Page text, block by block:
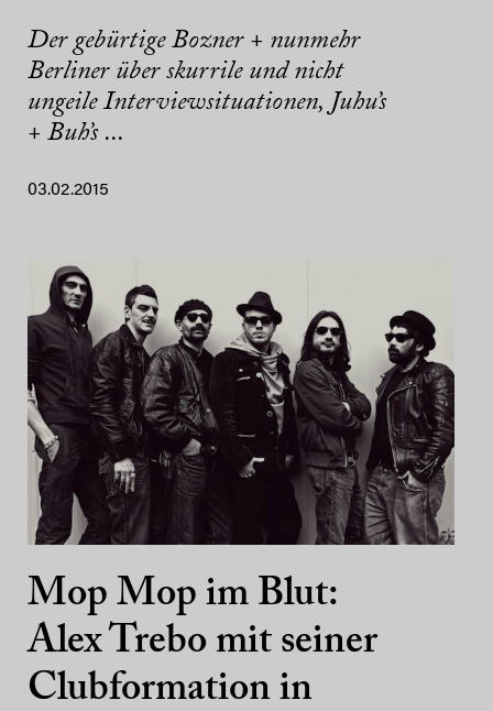
Der gebürtige Bozner + nunmehr
Berliner über skurrile und nicht
ungeile Interviewsituationen, Juhu’s
+ Buh’s ...
03.02.2015
Mop Mop im Blut:
Alex Trebo mit seiner
Clubformation in